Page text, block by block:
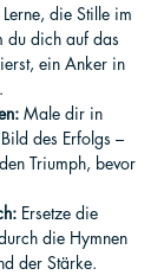
Lerne, die Stille im
du dich auf das
ein Anker in
Male dir in
des Erfolgs –
Triumph, bevor
Ersetze die
die Hymnen
der Stärke.